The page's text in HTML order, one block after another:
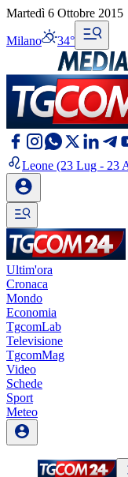
Martedì 6 Ottobre 2015
Milano 34°
Leone (23 Lug - 23
Ultim'ora
Cronaca
Mondo
Economia
TgcomLab
Televisione
TgcomMag
Video
Schede
Sport
Meteo